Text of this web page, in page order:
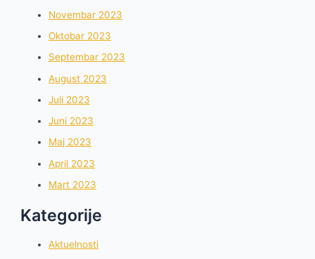
Novembar 2023
Oktobar 2023
Septembar 2023
August 2023
Juli 2023
Juni 2023
Maj 2023
April 2023
Mart 2023
Kategorije
Aktuelnosti